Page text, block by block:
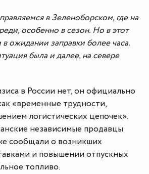
в Зеленоборском, где на
особенно в сезон. Но в этот
ожидании заправки более часа.
была и далее, на севере
в России нет, он официально
«временные трудности,
логистических цепочек».
независимые продавцы
сообщали о возникших
и повышении отпускных
топливо.